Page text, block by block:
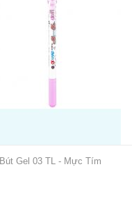
Bút Gel 03 TL - Mực Tím